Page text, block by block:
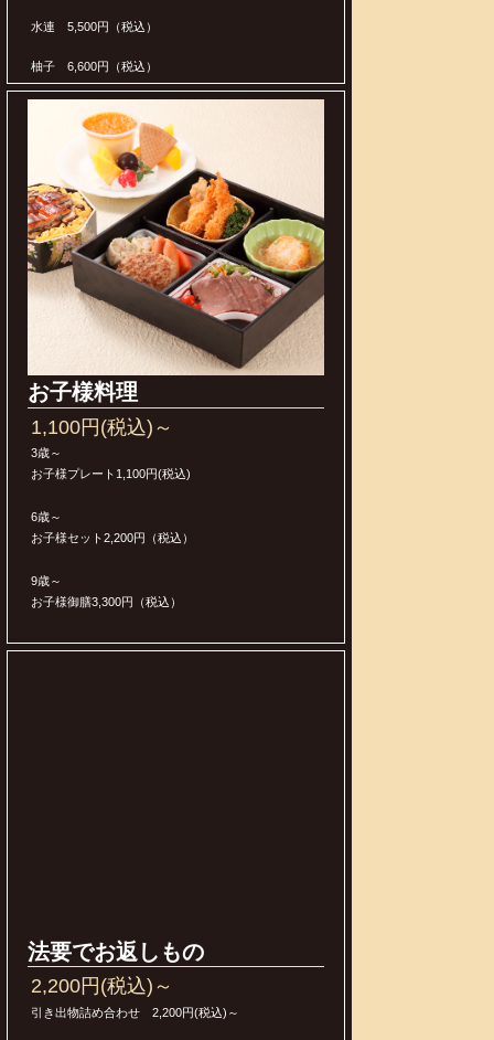
水連 5,500円（税込）
柚子 6,600円（税込）
お子様料理
1,100円(税込)～
3歳～
お子様プレート1,100円(税込)
6歳～
お子様セット2,200円（税込）
9歳～
お子様御膳3,300円（税込）
法要でお返しもの
2,200円(税込)～
引き出物詰め合わせ 2,200円(税込)～